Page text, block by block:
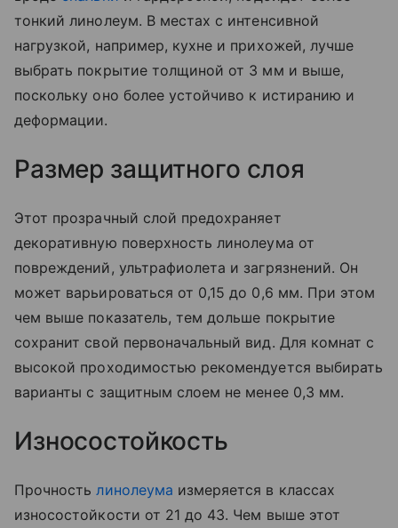
тонкий линолеум. В местах с интенсивной
нагрузкой, например, кухне и прихожей, лучше
выбрать покрытие толщиной от 3 мм и выше,
поскольку оно более устойчиво к истиранию и
деформации.
Размер защитного слоя
Этот прозрачный слой предохраняет
декоративную поверхность линолеума от
повреждений, ультрафиолета и загрязнений. Он
может варьироваться от 0,15 до 0,6 мм. При этом
чем выше показатель, тем дольше покрытие
сохранит свой первоначальный вид. Для комнат с
высокой проходимостью рекомендуется выбирать
варианты с защитным слоем не менее 0,3 мм.
Износостойкость
Прочность линолеума измеряется в классах
износостойкости от 21 до 43. Чем выше этот